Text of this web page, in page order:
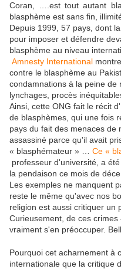
Coran, ….est tout autant
blasphème est sans fin,
Depuis 1999, 57 pays, dont
pour imposer et défendre
blasphème au niveau
Amnesty International
contre le blasphème au
condamnations à la peine de
lynchages, procès
Ainsi, cette ONG fait le récit
de blasphèmes, qui une fois
pays du fait des menaces de
assassiné parce qu'il avait
« blasphémateur » … Ce «
professeur d'université, a
la pendaison ce mois de
Les exemples ne manquent
reste le même qu'avec nos
religion est aussi critiquer un
Curieusement, de ces
vraiment s'en préoccuper.
Pourquoi cet acharnement à
internationale que la critique